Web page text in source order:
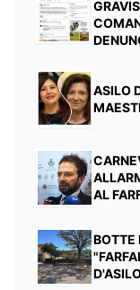
ASILO
AL
BOTTE